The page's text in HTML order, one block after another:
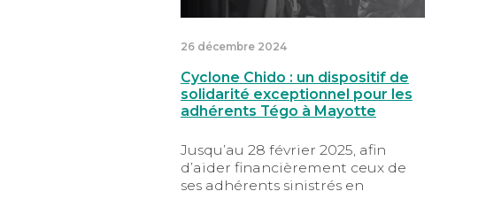
26 décembre 2024
Cyclone Chido : un dispositif de
solidarité exceptionnel pour les
adhérents Tégo à Mayotte
Jusqu’au 28 février 2025, afin
d’aider financièrement ceux de
ses adhérents sinistrés en